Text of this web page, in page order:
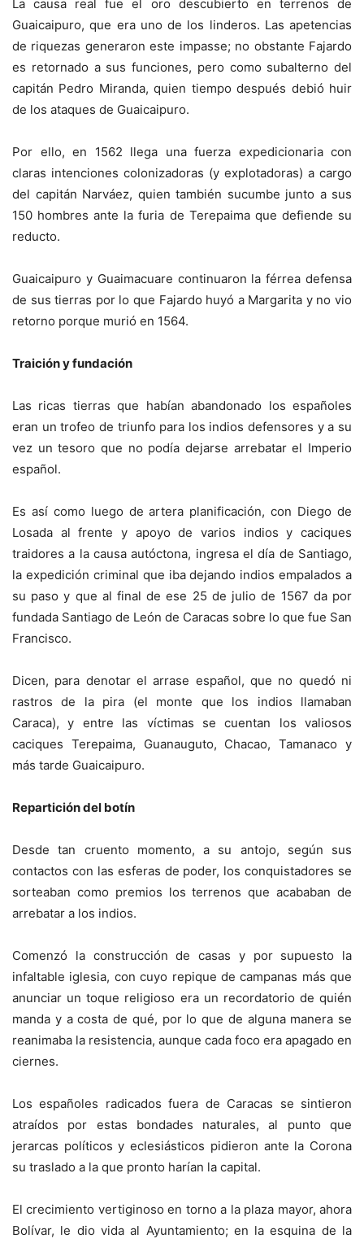
La causa real fue el oro descubierto en terrenos de
Guaicaipuro, que era uno de los linderos. Las apetencias
de riquezas generaron este impasse; no obstante Fajardo
es retornado a sus funciones, pero como subalterno del
capitán Pedro Miranda, quien tiempo después debió huir
de los ataques de Guaicaipuro.
Por ello, en 1562 llega una fuerza expedicionaria con
claras intenciones colonizadoras (y explotadoras) a cargo
del capitán Narváez, quien también sucumbe junto a sus
150 hombres ante la furia de Terepaima que defiende su
reducto.
Guaicaipuro y Guaimacuare continuaron la férrea defensa
de sus tierras por lo que Fajardo huyó a Margarita y no vio
retorno porque murió en 1564.
Traición y fundación
Las ricas tierras que habían abandonado los españoles
eran un trofeo de triunfo para los indios defensores y a su
vez un tesoro que no podía dejarse arrebatar el Imperio
español.
Es así como luego de artera planificación, con Diego de
Losada al frente y apoyo de varios indios y caciques
traidores a la causa autóctona, ingresa el día de Santiago,
la expedición criminal que iba dejando indios empalados a
su paso y que al final de ese 25 de julio de 1567 da por
fundada Santiago de León de Caracas sobre lo que fue San
Francisco.
Dicen, para denotar el arrase español, que no quedó ni
rastros de la pira (el monte que los indios llamaban
Caraca), y entre las víctimas se cuentan los valiosos
caciques Terepaima, Guanauguto, Chacao, Tamanaco y
más tarde Guaicaipuro.
Repartición del botín
Desde tan cruento momento, a su antojo, según sus
contactos con las esferas de poder, los conquistadores se
sorteaban como premios los terrenos que acababan de
arrebatar a los indios.
Comenzó la construcción de casas y por supuesto la
infaltable iglesia, con cuyo repique de campanas más que
anunciar un toque religioso era un recordatorio de quién
manda y a costa de qué, por lo que de alguna manera se
reanimaba la resistencia, aunque cada foco era apagado en
ciernes.
Los españoles radicados fuera de Caracas se sintieron
atraídos por estas bondades naturales, al punto que
jerarcas políticos y eclesiásticos pidieron ante la Corona
su traslado a la que pronto harían la capital.
El crecimiento vertiginoso en torno a la plaza mayor, ahora
Bolívar, le dio vida al Ayuntamiento; en la esquina de la